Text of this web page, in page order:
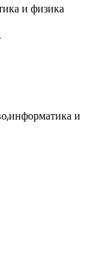
и физика
и